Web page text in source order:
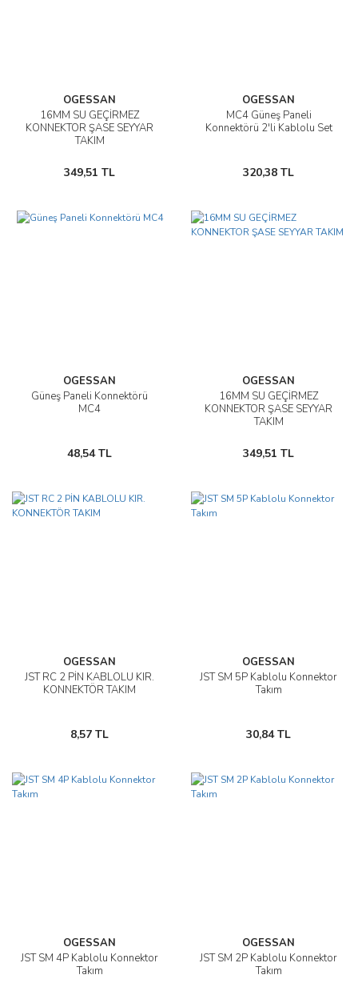
OGESSAN
16MM SU GEÇİRMEZ
KONNEKTOR ŞASE SEYYAR
TAKIM
349,51 TL
OGESSAN
MC4 Güneş Paneli
Konnektörü 2'li Kablolu Set
320,38 TL
OGESSAN
Güneş Paneli Konnektörü
MC4
48,54 TL
OGESSAN
16MM SU GEÇİRMEZ
KONNEKTOR ŞASE SEYYAR
TAKIM
349,51 TL
OGESSAN
JST RC 2 PİN KABLOLU KIR.
KONNEKTÖR TAKIM
8,57 TL
OGESSAN
JST SM 5P Kablolu Konnektor
Takım
30,84 TL
OGESSAN
JST SM 4P Kablolu Konnektor
Takım
OGESSAN
JST SM 2P Kablolu Konnektor
Takım